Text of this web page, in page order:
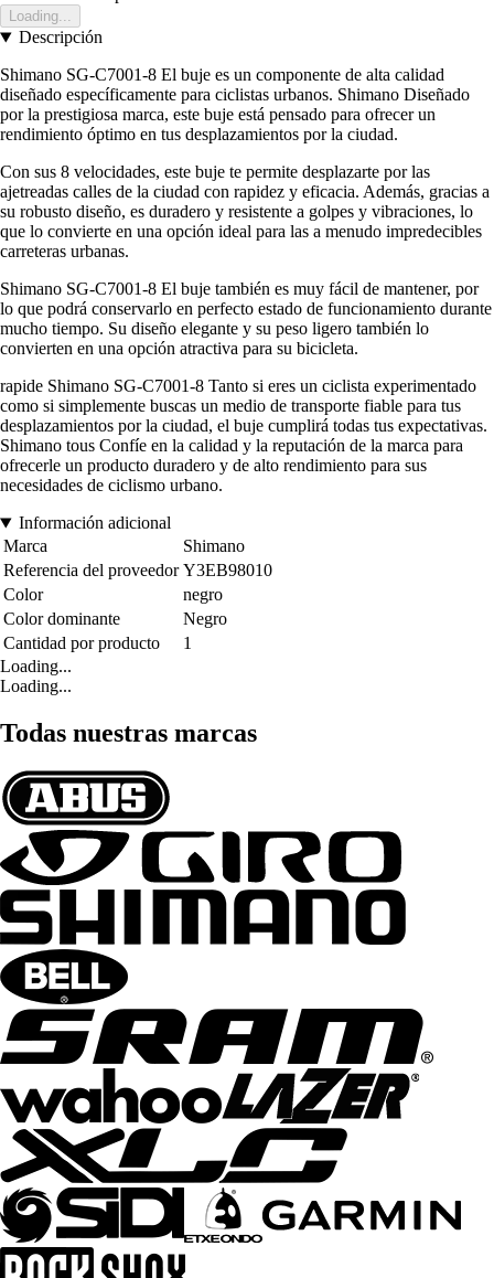
Loading...
Descripción
Shimano SG-C7001-8 El buje es un componente de alta calidad
diseñado específicamente para ciclistas urbanos. Shimano Diseñado
por la prestigiosa marca, este buje está pensado para ofrecer un
rendimiento óptimo en tus desplazamientos por la ciudad.
Con sus 8 velocidades, este buje te permite desplazarte por las
ajetreadas calles de la ciudad con rapidez y eficacia. Además, gracias a
su robusto diseño, es duradero y resistente a golpes y vibraciones, lo
que lo convierte en una opción ideal para las a menudo impredecibles
carreteras urbanas.
Shimano SG-C7001-8 El buje también es muy fácil de mantener, por
lo que podrá conservarlo en perfecto estado de funcionamiento durante
mucho tiempo. Su diseño elegante y su peso ligero también lo
convierten en una opción atractiva para su bicicleta.
rapide Shimano SG-C7001-8 Tanto si eres un ciclista experimentado
como si simplemente buscas un medio de transporte fiable para tus
desplazamientos por la ciudad, el buje cumplirá todas tus expectativas.
Shimano tous Confíe en la calidad y la reputación de la marca para
ofrecerle un producto duradero y de alto rendimiento para sus
necesidades de ciclismo urbano.
Información adicional
Marca
Shimano
Referencia del proveedor Y3EB98010
Color
negro
Color dominante
Negro
Cantidad por producto
1
Loading...
Loading...
Todas nuestras marcas